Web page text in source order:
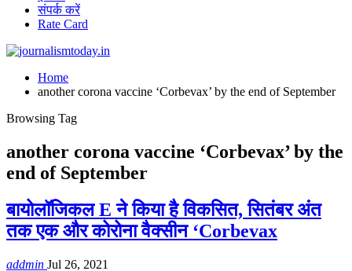
संपर्क करें
Rate Card
Home
another corona vaccine ‘Corbevax’ by the end of September
Browsing Tag
another corona vaccine ‘Corbevax’ by the
end of September
बायोलॉजिकल E ने किया है विकसित, सितंबर अंत
तक एक और कोरोना वैक्सीन ‘Corbevax
addmin Jul 26, 2021